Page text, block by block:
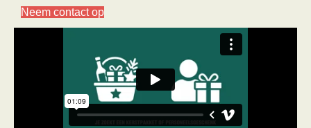
Neem contact op